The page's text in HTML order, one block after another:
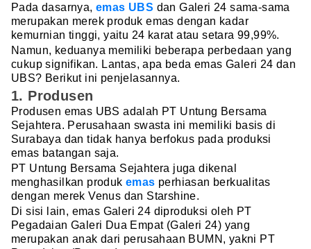
Pada dasarnya, emas UBS dan Galeri 24 sama-sama
merupakan merek produk emas dengan kadar
kemurnian tinggi, yaitu 24 karat atau setara 99,99%.
Namun, keduanya memiliki beberapa perbedaan yang
cukup signifikan. Lantas, apa beda emas Galeri 24 dan
UBS? Berikut ini penjelasannya.
1. Produsen
Produsen emas UBS adalah PT Untung Bersama
Sejahtera. Perusahaan swasta ini memiliki basis di
Surabaya dan tidak hanya berfokus pada produksi
emas batangan saja.
PT Untung Bersama Sejahtera juga dikenal
menghasilkan produk emas perhiasan berkualitas
dengan merek Venus dan Starshine.
Di sisi lain, emas Galeri 24 diproduksi oleh PT
Pegadaian Galeri Dua Empat (Galeri 24) yang
merupakan anak dari perusahaan BUMN, yakni PT